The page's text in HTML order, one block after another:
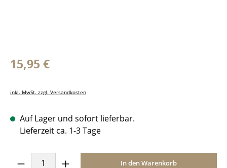
Regulärer Preis:
15,95 €
inkl. MwSt. zzgl. Versandkosten
Auf Lager und sofort lieferbar.
Lieferzeit ca. 1-3 Tage
Produkt Anzahl: Gib den gewünschten
In den Warenkorb